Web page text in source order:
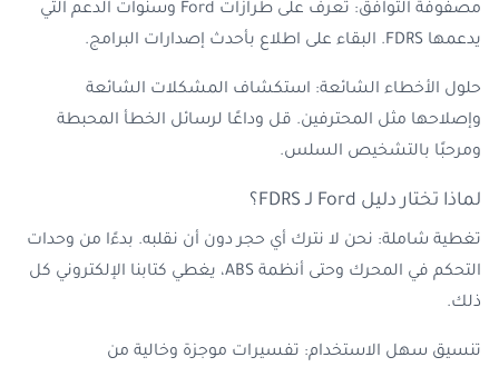
مصفوفة التوافق: تعرف على طرازات Ford وسنوات الدعم التي
يدعمها FDRS. البقاء على اطلاع بأحدث إصدارات البرامج.
حلول الأخطاء الشائعة: استكشاف المشكلات الشائعة
وإصلاحها مثل المحترفين. قل وداعًا لرسائل الخطأ المحبطة
ومرحبًا بالتشخيص السلس.
لماذا تختار دليل Ford لـ FDRS؟
تغطية شاملة: نحن لا نترك أي حجر دون أن نقلبه. بدءًا من وحدات
التحكم في المحرك وحتى أنظمة ABS، يغطي كتابنا الإلكتروني كل
ذلك.
تنسيق سهل الاستخدام: تفسيرات موجزة وخالية من